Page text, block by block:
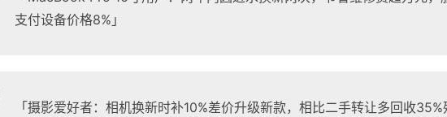
支付设备价格8%」
「摄影爱好者：相机换新时补10%差价升级新款，相比二手转让多回收